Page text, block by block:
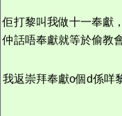
佢打黎叫我做十一奉獻
仲話唔奉獻就等於偷教
我返崇拜奉獻o個d係咩